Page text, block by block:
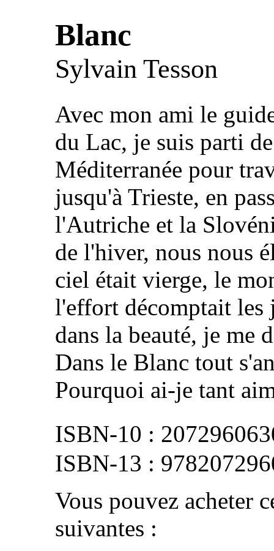
Blanc
Sylvain Tesson
Avec mon ami le
du Lac, je suis parti
Méditerranée pour
jusqu'à Trieste, en
l'Autriche et la
de l'hiver, nous nous
ciel était vierge, le
l'effort décomptait les
dans la beauté, je me
Dans le Blanc tout
Pourquoi ai-je tant
Vous pouvez acheter
suivantes :